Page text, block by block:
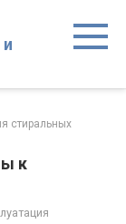
стиральных
к